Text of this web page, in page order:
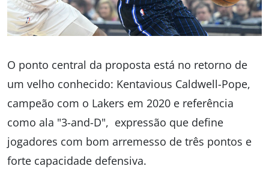
O ponto central da proposta está no retorno de
um velho conhecido: Kentavious Caldwell-Pope,
campeão com o Lakers em 2020 e referência
como ala "3-and-D", expressão que define
jogadores com bom arremesso de três pontos e
forte capacidade defensiva.